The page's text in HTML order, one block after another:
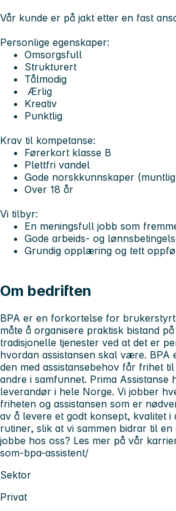
Vår kunde er på jakt etter en fast
Personlige egenskaper:
Omsorgsfull
Strukturert
Tålmodig
Ærlig
Kreativ
Punktlig
Krav til kompetanse:
Førerkort klasse B
Plettfri vandel
Gode norskkunnskaper
Over 18 år
Vi tilbyr:
En meningsfull jobb som
Gode arbeids- og
Grundig opplæring og tett
Om bedriften
BPA er en forkortelse for
måte å organisere praktisk bistand
tradisjonelle tjenester ved at det er
hvordan assistansen skal være.
den med assistansebehov får frihet
andre i samfunnet. Prima Assistanse
leverandør i hele Norge. Vi jobber
friheten og assistansen som er
av å levere et godt konsept, kvalitet
rutiner, slik at vi sammen bidrar til
jobbe hos oss? Les mer på vår
som-bpa-assistent/
Sektor
Privat